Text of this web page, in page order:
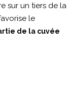
sur un tiers de la
le
de la cuvée